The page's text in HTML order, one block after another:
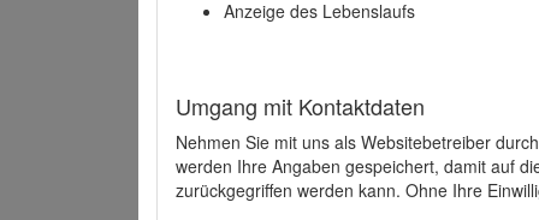
Anzeige des Lebenslaufs
Umgang mit Kontaktdaten
Nehmen Sie mit uns als Websitebetreiber
werden Ihre Angaben gespeichert, damit auf
zurückgegriffen werden kann. Ohne Ihre